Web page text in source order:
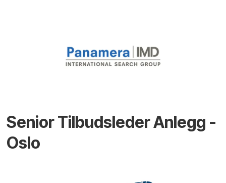
Senior Tilbudsleder Anlegg -
Oslo